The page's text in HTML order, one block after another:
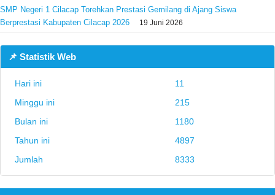
SMP Negeri 1 Cilacap Torehkan Prestasi Gemilang di Ajang Siswa
Berprestasi Kabupaten Cilacap 2026
19 Juni 2026
📌 Statistik Web
Hari ini
11
Minggu ini
215
Bulan ini
1180
Tahun ini
4897
Jumlah
8333